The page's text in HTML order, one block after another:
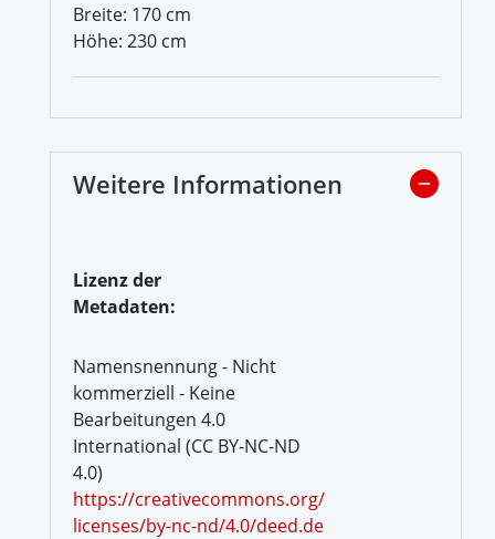
Breite: 170 cm
Höhe: 230 cm
Weitere Informationen
Lizenz der
Metadaten:
Namensnennung - Nicht
kommerziell - Keine
Bearbeitungen 4.0
International (CC BY-NC-ND
4.0)
https://creativecommons.org/
licenses/by-nc-nd/4.0/deed.de